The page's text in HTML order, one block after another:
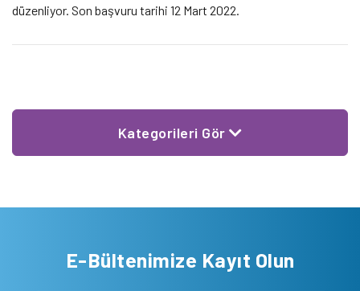
düzenliyor. Son başvuru tarihi 12 Mart 2022.
Kategorileri Gör
E-Bültenimize Kayıt Olun